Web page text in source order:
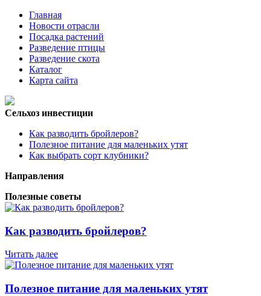
Главная
Новости отрасли
Посадка растений
Разведение птицы
Разведение скота
Каталог
Карта сайта
Сельхоз инвестиции
Как разводить бройлеров?
Полезное питание для маленьких утят
Как выбрать сорт клубники?
Направления
Полезные советы
Как разводить бройлеров?
Читать далее
Полезное питание для маленьких утят